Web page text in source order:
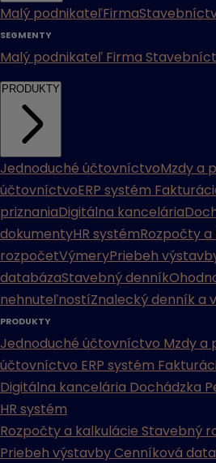
Malý podnikateľFirma
SEGMENTY
Malý podnikateľ Firma
PRODUKTY
Jednoduché účtovníctvoMzdy a
účtovníctvoERP systém
priznaniaDigitálna kancelária
dokumentyHR systémRozpočty
rozpočetVýmeryPriebeh
databázaStavebný denník
nehnuteľnostíZnalecký denník a
PRODUKTY
Jednoduché účtovníctvo Mzdy a
účtovníctvo ERP systém
Digitálna kancelária Dochádzka
HR systém
Rozpočty a kalkulácie Stavebný
Priebeh výstavbyCenníková